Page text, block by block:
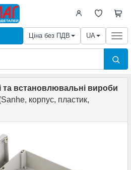
Ціна без ПДВ UA
та встановлювальні вироби
корпус, пластик,